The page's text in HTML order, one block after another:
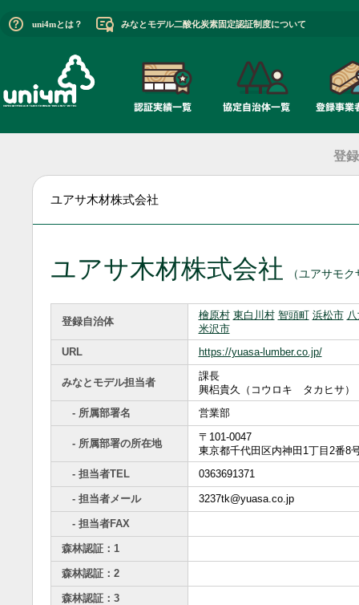
uni4mとは？ みなとモデル二酸化炭素固定認証制度について
登
ユアサ木材株式会社
ユアサ木材株式会社 （ユアサモ
登録自治体
檜原村 東白川村 智頭町 浜松市
米沢市
URL
https://yuasa-lumber.co.jp/
みなとモデル担当者
課長
興梠貴久（コウロキ タカヒサ）
- 所属部署名
営業部
- 所属部署の所在地
〒101-0047
東京都千代田区内神田1丁目2番8
- 担当者TEL
0363691371
- 担当者メール 3237tk@yuasa.co.jp
- 担当者FAX
森林認証：1
森林認証：2
森林認証：3